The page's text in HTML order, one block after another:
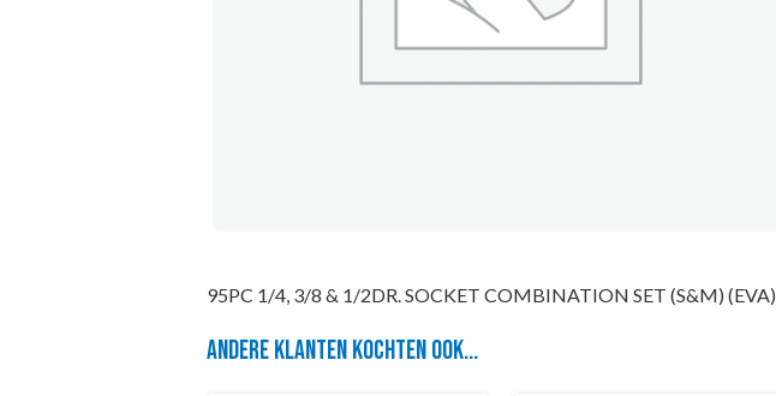
95PC 1/4, 3/8 & 1/2DR. SOCKET COMBINATION SET (S&M) (EVA)
Andere klanten kochten ook...